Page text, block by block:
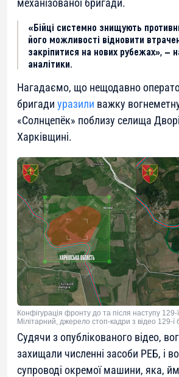
механізованої бригади.
«Бійці системно знищують
його можливості відновити
закріпитися на нових рубежах», —
аналітики.
Нагадаємо, що нещодавно
бригади уразили важку
«Солнцепёк» поблизу селища
Харківщині.
Конфігурація фронту до та після наступу
Мілітарний, джерело стоп-кадри з відео 129-ї
Судячи з опублікованого відео,
захищали численні засоби РЕБ, і
супроводі окремої машини, яка,